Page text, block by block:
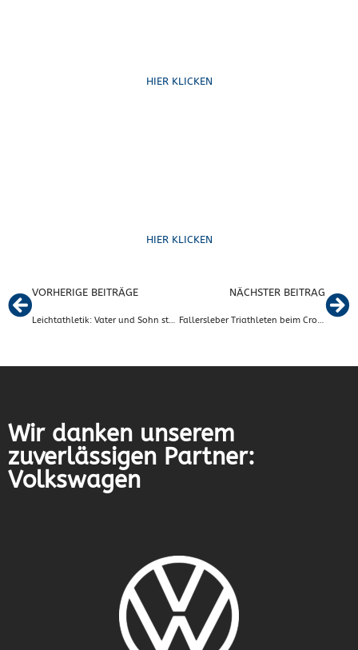
HIER KLICKEN
HIER KLICKEN
VORHERIGE BEITRÄGE
Leichtathletik: Vater und Sohn stehen gemeinsam auf dem Treppchen beim Eintracht-Stadionlauf in Braunschweig
NÄCHSTER BEITRAG
Fallersleber Triathleten beim Crossduathlon in Helmstedt erfolgreich
Wir danken unserem
zuverlässigen Partner:
Volkswagen